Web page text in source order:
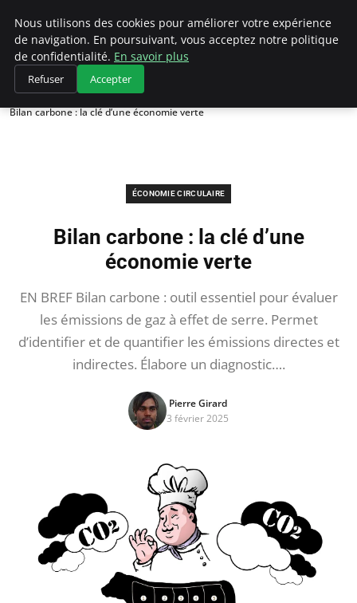
Climategatecountryclub.com
Accueil
Économie circulaire
Bilan carbone : la clé d’une économie verte
ÉCONOMIE CIRCULAIRE
Bilan carbone : la clé d’une
économie verte
EN BREF Bilan carbone : outil essentiel pour évaluer
les émissions de gaz à effet de serre. Permet
d’identifier et de quantifier les émissions directes et
indirectes. Élabore un diagnostic….
Pierre Girard
3 février 2025
Nous utilisons des cookies pour améliorer votre expérience
de navigation. En poursuivant, vous acceptez notre politique
de confidentialité. En savoir plus
Refuser Accepter